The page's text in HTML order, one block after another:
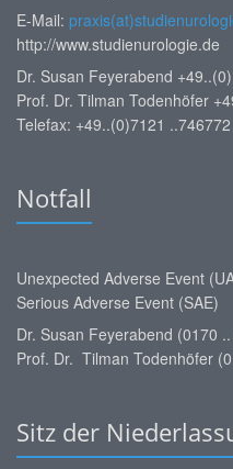
E-Mail:
http://www.studienurologie.de
Dr. Susan Feyerabend
Prof. Dr. Tilman Todenhöfer
Telefax: +49..(0)7121 ..746772
Notfall
Unexpected Adverse Event
Serious Adverse Event (SAE)
Dr. Susan Feyerabend (0170
Prof. Dr. Tilman Todenhöfer
Sitz der